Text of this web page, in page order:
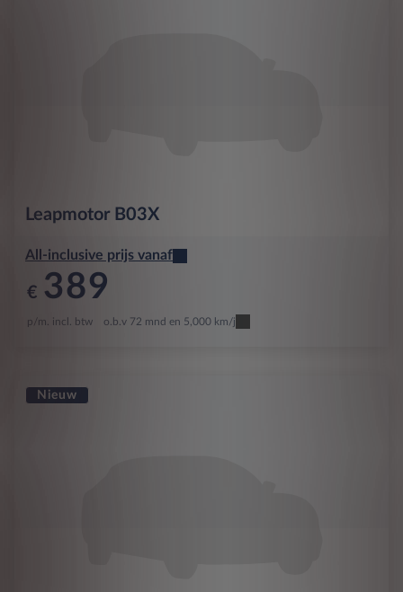
Leapmotor B03X
All-inclusive prijs vanaf
€ 389
p/m. incl. btw o.b.v 72 mnd en 5,000 km/j
Nieuw